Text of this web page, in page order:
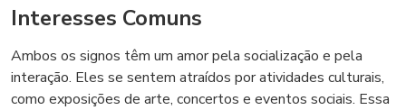
Interesses Comuns
Ambos os signos têm um amor pela socialização e pela
interação. Eles se sentem atraídos por atividades culturais,
como exposições de arte, concertos e eventos sociais. Essa